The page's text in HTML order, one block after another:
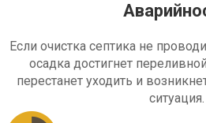
Если очистка септика не
осадка достигнет
перестанет уходить и
ситуация.